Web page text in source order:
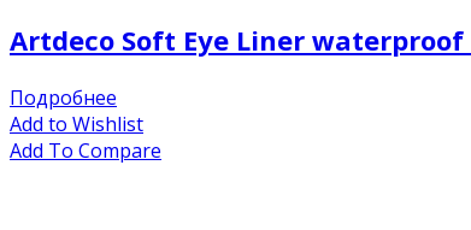
Artdeco Soft Eye Liner
Подробнее
Add to Wishlist
Add To Compare